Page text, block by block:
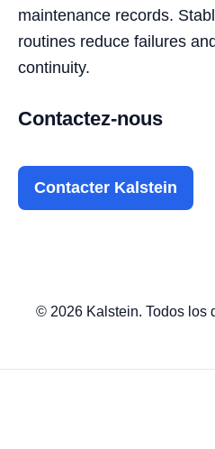
maintenance records.
routines reduce failures
continuity.
Contactez-nous
Contacter Kalstein
© 2026 Kalstein. Todos los